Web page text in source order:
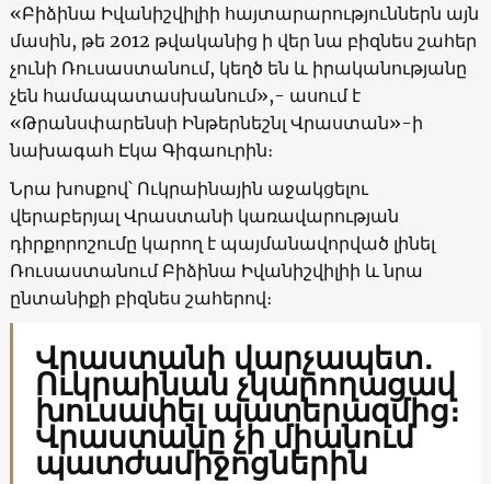
«Բիձինա Իվանիշվիլիի հայտարարություններն այն
մասին, թե 2012 թվականից ի վեր նա բիզնես շահեր
չունի Ռուսաստանում, կեղծ են և իրականությանը
չեն համապատասխանում»,- ասում է
«Թրանսփարենսի Ինթերնեշնլ Վրաստան»-ի
նախագահ Էկա Գիգաուրին։
Նրա խոսքով՝ Ուկրաինային աջակցելու
վերաբերյալ Վրաստանի կառավարության
դիրքորոշումը կարող է պայմանավորված լինել
Ռուսաստանում Բիձինա Իվանիշվիլիի և նրա
ընտանիքի բիզնես շահերով։
Վրաստանի վարչապետ․
Ուկրաինան չկարողացավ
խուսափել պատերազմից։
Վրաստանը չի միանում
պատժամիջոցներին